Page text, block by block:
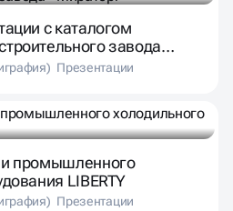
с каталогом
завода
Презентации
промышленного
LIBERTY
Презентации